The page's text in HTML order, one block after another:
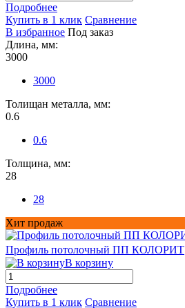
Подробнее
Купить в 1 клик Сравнение
В избранное Под заказ
Длина, мм:
3000
3000
Толищан металла, мм:
0.6
0.6
Толщина, мм:
28
28
Хит продаж
Профиль потолочный ПП КОЛОРИТ
В корзину
Подробнее
Купить в 1 клик Сравнение